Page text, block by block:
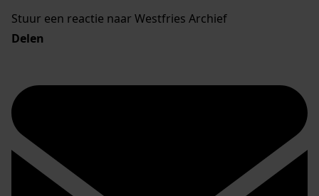
Stuur een reactie naar Westfries Archief
Delen